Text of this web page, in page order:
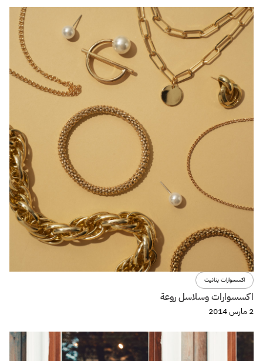
اكسسوارات بنانيت
اكسسوارات وسلاسل روعة
2 مارس 2014